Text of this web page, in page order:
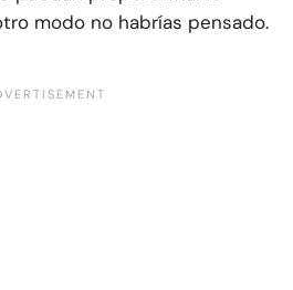
modo no habrías pensado.